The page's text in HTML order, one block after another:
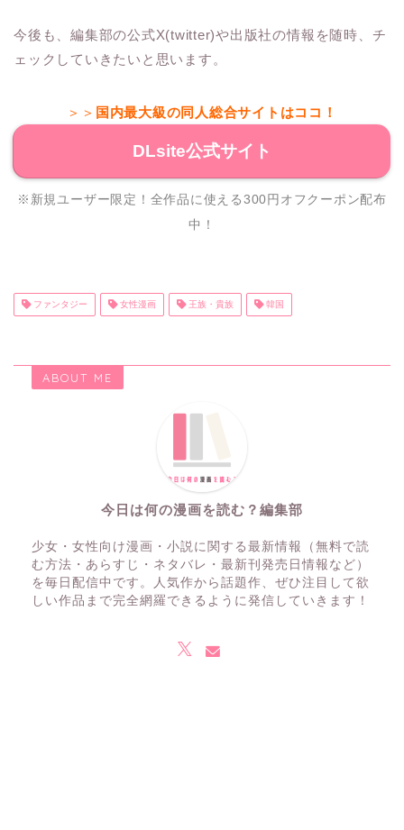
今後も、編集部の公式X(twitter)や出版社の情報を随時、チ
ェックしていきたいと思います。
＞＞ 国内最大級の同人総合サイトはココ！
DLsite公式サイト
※新規ユーザー限定！全作品に使える300円オフクーポン配布
中！
ファンタジー 女性漫画 王族・貴族 韓国
ABOUT ME
今日は何の漫画を読む？編集部
少女・女性向け漫画・小説に関する最新情報（無料で読
む方法・あらすじ・ネタバレ・最新刊発売日情報など）
を毎日配信中です。人気作から話題作、ぜひ注目して欲
しい作品まで完全網羅できるように発信していきます！